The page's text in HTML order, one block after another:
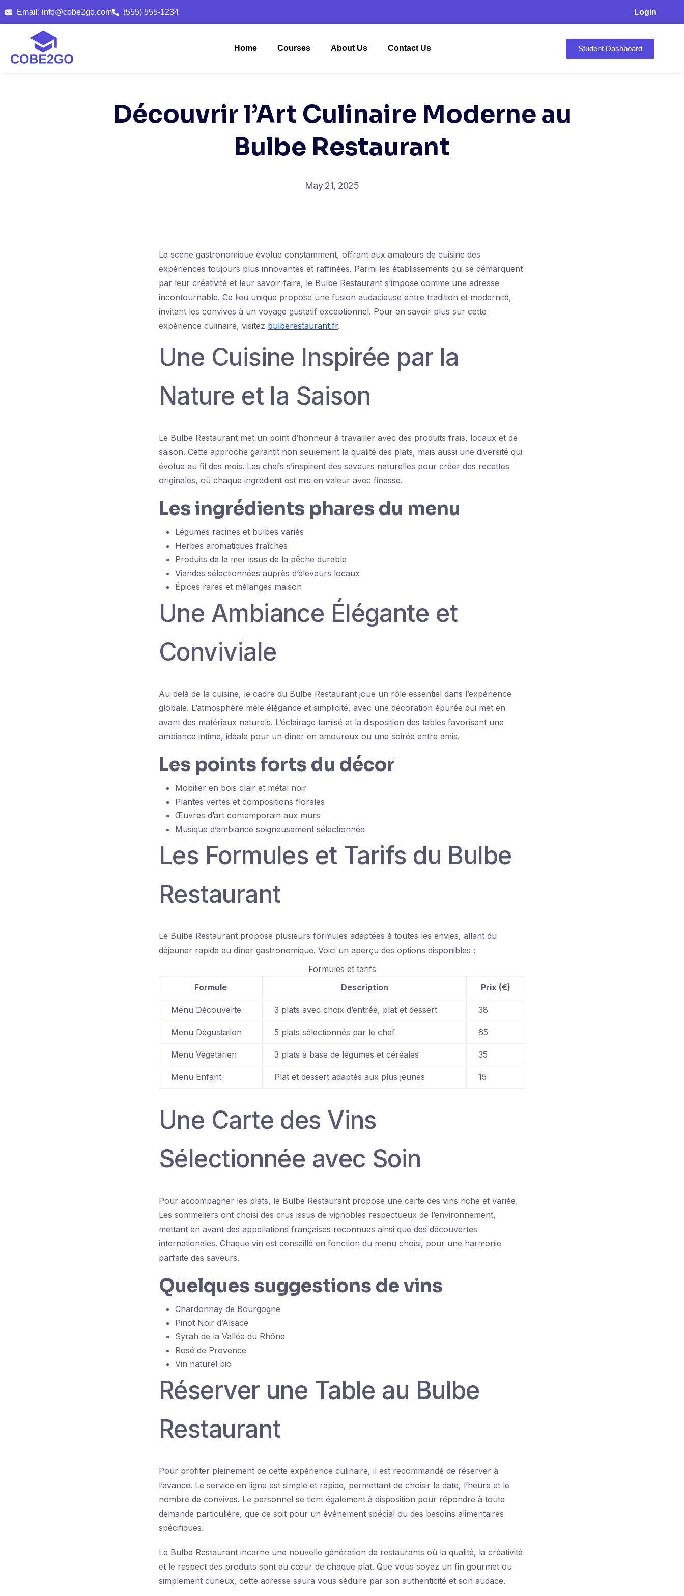
Email: info@cobe2go.com (555) 555-1234 Login
Home Courses About Us Contact Us Student Dashboard
Découvrir l’Art Culinaire Moderne au
Bulbe Restaurant
May 21, 2025
La scène gastronomique évolue constamment, offrant aux amateurs de cuisine des
expériences toujours plus innovantes et raffinées. Parmi les établissements qui se démarquent
par leur créativité et leur savoir-faire, le Bulbe Restaurant s’impose comme une adresse
incontournable. Ce lieu unique propose une fusion audacieuse entre tradition et modernité,
invitant les convives à un voyage gustatif exceptionnel. Pour en savoir plus sur cette
expérience culinaire, visitez bulberestaurant.fr.
Une Cuisine Inspirée par la
Nature et la Saison
Le Bulbe Restaurant met un point d’honneur à travailler avec des produits frais, locaux et de
saison. Cette approche garantit non seulement la qualité des plats, mais aussi une diversité qui
évolue au fil des mois. Les chefs s’inspirent des saveurs naturelles pour créer des recettes
originales, où chaque ingrédient est mis en valeur avec finesse.
Les ingrédients phares du menu
Légumes racines et bulbes variés
Herbes aromatiques fraîches
Produits de la mer issus de la pêche durable
Viandes sélectionnées auprès d’éleveurs locaux
Épices rares et mélanges maison
Une Ambiance Élégante et
Conviviale
Au-delà de la cuisine, le cadre du Bulbe Restaurant joue un rôle essentiel dans l’expérience
globale. L’atmosphère mêle élégance et simplicité, avec une décoration épurée qui met en
avant des matériaux naturels. L’éclairage tamisé et la disposition des tables favorisent une
ambiance intime, idéale pour un dîner en amoureux ou une soirée entre amis.
Les points forts du décor
Mobilier en bois clair et métal noir
Plantes vertes et compositions florales
Œuvres d’art contemporain aux murs
Musique d’ambiance soigneusement sélectionnée
Les Formules et Tarifs du Bulbe
Restaurant
Le Bulbe Restaurant propose plusieurs formules adaptées à toutes les envies, allant du
déjeuner rapide au dîner gastronomique. Voici un aperçu des options disponibles :
Formules et tarifs
Formule
Description Prix (€)
Menu Découverte 3 plats avec choix d’entrée, plat et dessert 38
Menu Dégustation 5 plats sélectionnés par le chef 65
Menu Végétarien 3 plats à base de légumes et céréales 35
Menu Enfant Plat et dessert adaptés aux plus jeunes 15
Une Carte des Vins
Sélectionnée avec Soin
Pour accompagner les plats, le Bulbe Restaurant propose une carte des vins riche et variée.
Les sommeliers ont choisi des crus issus de vignobles respectueux de l’environnement,
mettant en avant des appellations françaises reconnues ainsi que des découvertes
internationales. Chaque vin est conseillé en fonction du menu choisi, pour une harmonie
parfaite des saveurs.
Quelques suggestions de vins
Chardonnay de Bourgogne
Pinot Noir d’Alsace
Syrah de la Vallée du Rhône
Rosé de Provence
Vin naturel bio
Réserver une Table au Bulbe
Restaurant
Pour profiter pleinement de cette expérience culinaire, il est recommandé de réserver à
l’avance. Le service en ligne est simple et rapide, permettant de choisir la date, l’heure et le
nombre de convives. Le personnel se tient également à disposition pour répondre à toute
demande particulière, que ce soit pour un événement spécial ou des besoins alimentaires
spécifiques.
Le Bulbe Restaurant incarne une nouvelle génération de restaurants où la qualité, la créativité
et le respect des produits sont au cœur de chaque plat. Que vous soyez un fin gourmet ou
simplement curieux, cette adresse saura vous séduire par son authenticité et son audace.